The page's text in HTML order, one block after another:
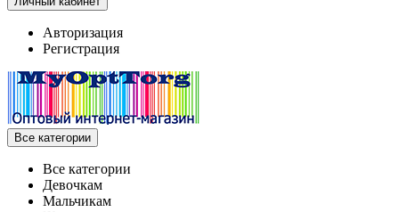
Авторизация
Регистрация
Все категории
Все категории
Девочкам
Мальчикам